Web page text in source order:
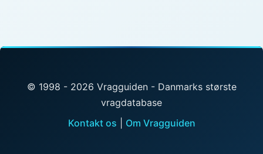
© 1998 - 2026 Vragguiden - Danmarks største
vragdatabase
Kontakt os
Om Vragguiden